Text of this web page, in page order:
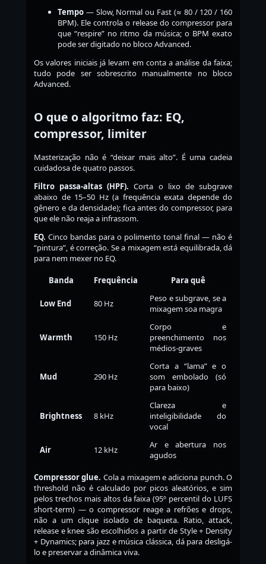
Tempo — Slow, Normal ou Fast (≈ 80 / 120 / 160
BPM). Ele controla o release do compressor para
que “respire” no ritmo da música; o BPM exato
pode ser digitado no bloco Advanced.
Os valores iniciais já levam em conta a análise da faixa;
tudo pode ser sobrescrito manualmente no bloco
Advanced.
O que o algoritmo faz: EQ,
compressor, limiter
Masterização não é “deixar mais alto”. É uma cadeia
cuidadosa de quatro passos.
Filtro passa-altas (HPF). Corta o lixo de subgrave
abaixo de 15–50 Hz (a frequência exata depende do
gênero e da densidade); fica antes do compressor, para
que ele não reaja a infrassom.
EQ. Cinco bandas para o polimento tonal final — não é
“pintura”, é correção. Se a mixagem está equilibrada, dá
para nem mexer no EQ.
Banda Frequência Para quê
Low End 80 Hz
Peso e subgrave, se a
mixagem soa magra
Warmth 150 Hz
Corpo e
preenchimento nos
médios-graves
Mud 290 Hz
Corta a “lama” e o
som embolado (só
para baixo)
Brightness 8 kHz
Clareza e
inteligibilidade do
vocal
Air 12 kHz
Ar e abertura nos
agudos
Compressor glue. Cola a mixagem e adiciona punch. O
threshold não é calculado por picos aleatórios, e sim
pelos trechos mais altos da faixa (95º percentil do LUFS
short-term) — o compressor reage a refrões e drops,
não a um clique isolado de baqueta. Ratio, attack,
release e knee são escolhidos a partir de Style + Density
+ Dynamics; para jazz e música clássica, dá para desligá-
lo e preservar a dinâmica viva.